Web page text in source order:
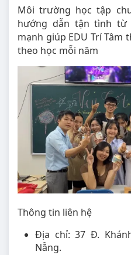
Môi trường học tập
hướng dẫn tận tình từ
mạnh giúp EDU Trí Tâm
theo học mỗi năm
Thông tin liên hệ
Địa chỉ: 37 Đ.
Nẵng.